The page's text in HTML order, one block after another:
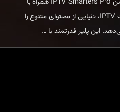
علاقه‌تان هستید؟ اپلیکیشن IPTV Smarters Pro همراه با
اکانت اختصاصی از اسمارت IPTV، دنیایی از محتوای متنوع را
این پلیر قدرتمند با…
اکانت